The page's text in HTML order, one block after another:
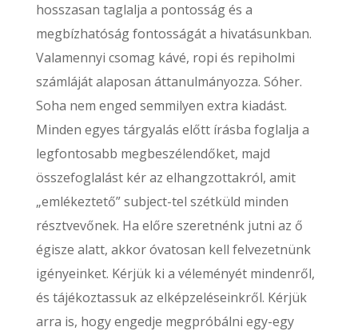
hosszasan taglalja a pontosság és a
megbízhatóság fontosságát a hivatásunkban.
Valamennyi csomag kávé, ropi és repiholmi
számláját alaposan áttanulmányozza. Sóher.
Soha nem enged semmilyen extra kiadást.
Minden egyes tárgyalás előtt írásba foglalja a
legfontosabb megbeszélendőket, majd
összefoglalást kér az elhangzottakról, amit
„emlékeztető” subject-tel szétküld minden
résztvevőnek. Ha előre szeretnénk jutni az ő
égisze alatt, akkor óvatosan kell felvezetnünk
igényeinket. Kérjük ki a véleményét mindenről,
és tájékoztassuk az elképzeléseinkről. Kérjük
arra is, hogy engedje megpróbálni egy-egy